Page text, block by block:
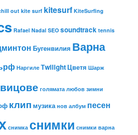
out kite surf kitesurf KiteSurfing
Rafael Nadal SEO soundtrack tennis
Бугенвилия Варна
Наргиле ТwilightЦветя Шарж
вицове голямата любов зимни
клип музика нов албум песен
снимка снимки снимки варна